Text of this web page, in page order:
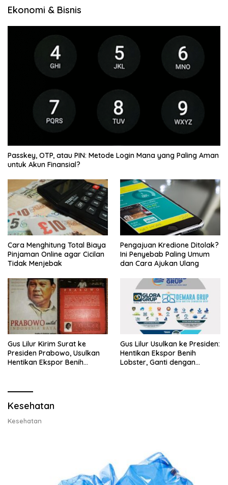
Ekonomi & Bisnis
Passkey, OTP, atau PIN: Metode Login Mana yang Paling Aman
untuk Akun Finansial?
Cara Menghitung Total Biaya
Pinjaman Online agar Cicilan
Tidak Menjebak
Pengajuan Kredione Ditolak?
Ini Penyebab Paling Umum
dan Cara Ajukan Ulang
Gus Lilur Kirim Surat ke
Presiden Prabowo, Usulkan
Hentikan Ekspor Benih
Gus Lilur Usulkan ke Presiden:
Hentikan Ekspor Benih
Lobster, Ganti dengan
Kesehatan
Kesehatan